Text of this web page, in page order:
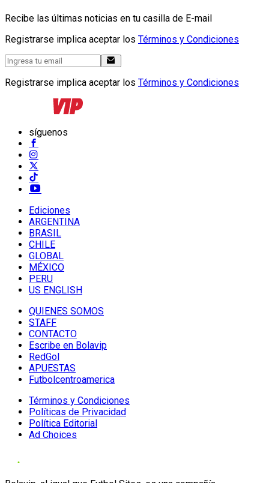
Recibe las últimas noticias en tu casilla de E-mail
Registrarse implica aceptar los Términos y Condiciones
Registrarse implica aceptar los Términos y Condiciones
síguenos
Ediciones
ARGENTINA
BRASIL
CHILE
GLOBAL
MÉXICO
PERU
US ENGLISH
QUIENES SOMOS
STAFF
CONTACTO
Escribe en Bolavip
RedGol
APUESTAS
Futbolcentroamerica
Términos y Condiciones
Políticas de Privacidad
Política Editorial
Ad Choices